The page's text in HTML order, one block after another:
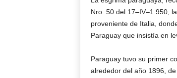
Nro. 50 del 17–IV–1.950,
proveniente de Italia,
Paraguay que insistía en
Paraguay tuvo su primer
alrededor del año 1896,